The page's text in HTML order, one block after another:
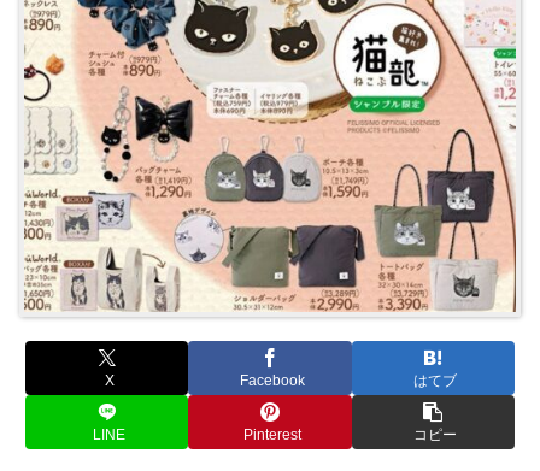
X Facebook はてブ
LINE Pinterest コピー